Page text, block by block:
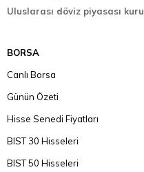
Uluslarası döviz piyasası kuru
BORSA
Canlı Borsa
Günün Özeti
Hisse Senedi Fiyatları
BIST 30 Hisseleri
BIST 50 Hisseleri